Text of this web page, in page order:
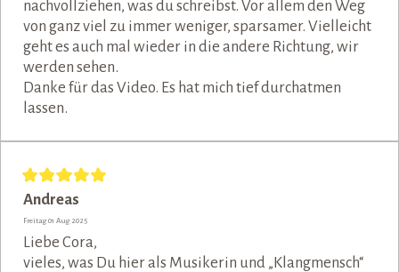
nachvollziehen, was du schreibst. Vor allem den Weg
von ganz viel zu immer weniger, sparsamer. Vielleicht
geht es auch mal wieder in die andere Richtung, wir
werden sehen.
Danke für das Video. Es hat mich tief durchatmen
lassen.
Andreas
Freitag 01 Aug 2025
Liebe Cora,
vieles, was Du hier als Musikerin und „Klangmensch“